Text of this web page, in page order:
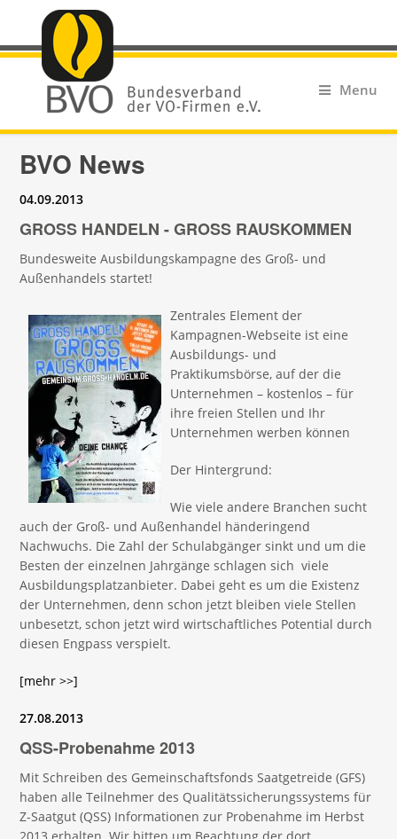
Menu
BVO News
04.09.2013
GROSS HANDELN - GROSS RAUSKOMMEN
Bundesweite Ausbildungskampagne des Groß- und
Außenhandels startet!
Zentrales Element der
Kampagnen-Webseite ist eine
Ausbildungs- und
Praktikumsbörse, auf der die
Unternehmen – kostenlos – für
ihre freien Stellen und Ihr
Unternehmen werben können
Der Hintergrund:
Wie viele andere Branchen sucht
auch der Groß- und Außenhandel händeringend
Nachwuchs. Die Zahl der Schulabgänger sinkt und um die
Besten der einzelnen Jahrgänge schlagen sich viele
Ausbildungsplatzanbieter. Dabei geht es um die Existenz
der Unternehmen, denn schon jetzt bleiben viele Stellen
unbesetzt, schon jetzt wird wirtschaftliches Potential durch
diesen Engpass verspielt.
[mehr >>]
27.08.2013
QSS-Probenahme 2013
Mit Schreiben des Gemeinschaftsfonds Saatgetreide (GFS)
haben alle Teilnehmer des Qualitätssicherungssystems für
Z-Saatgut (QSS) Informationen zur Probenahme im Herbst